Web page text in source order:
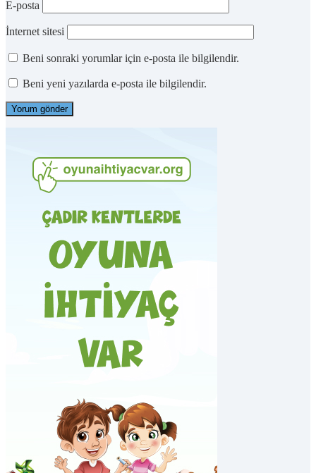
E-posta
İnternet sitesi
Beni sonraki yorumlar için e-posta ile bilgilendir.
Beni yeni yazılarda e-posta ile bilgilendir.